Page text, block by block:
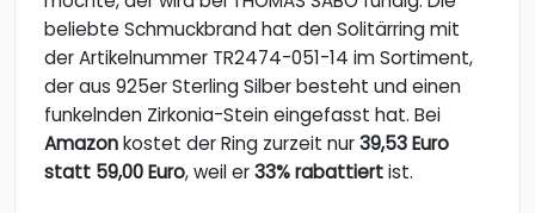
beliebte Schmuckbrand hat den Solitärring mit
der Artikelnummer TR2474-051-14 im Sortiment,
der aus 925er Sterling Silber besteht und einen
funkelnden Zirkonia-Stein eingefasst hat. Bei
Amazonkostet der Ring zurzeit nur39,53 Euro
statt 59,00 Euro, weil er33% rabattiertist.